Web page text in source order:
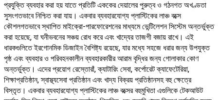
প্রযুক্তি ব্যবহার করা হয় যাতে প্রতিটি এককের দেয়ালের পুরুত্ব ও গঠনগত অখণ্ডতা
সুসংগতভাবে নিশ্চিত করা যায়। একবার ব্যবহারযোগ্য প্লাস্টিকের লাঞ্চ বক্সে
কৌশলগতভাবে স্থাপিত মাইক্রো-পারফোরেশনের মাধ্যমে ভেন্টিলেশন সিস্টেম অন্তর্ভুক্ত
করা হয়েছে, যা ঘনীভবনের সঞ্চয় রোধ করে এবং খাদ্যের তাজগী বজায় রাখে। এই
ধারকগুলিতে ইরগোনমিক ডিজাইন বৈশিষ্ট্য রয়েছে, যার মধ্যে সহজে ধরার জন্য উপযুক্ত
পৃষ্ঠ এবং ব্যবহার ও পরিবহনকালীন ব্যবহারকারীর আরাম বৃদ্ধির জন্য গোলাকার কোণ
অন্তর্ভুক্ত। এদের প্রয়োগ রেস্তোরাঁ, ক্যাটারিং সেবা, কর্পোরেট ক্যাফেটেরিয়া,
শিক্ষাপ্রতিষ্ঠান, স্বাস্থ্যসেবা প্রতিষ্ঠান এবং খাদ্য বিক্রয় প্রতিষ্ঠানসহ বহু ক্ষেত্রে
বিস্তৃত। একবার ব্যবহারযোগ্য প্লাস্টিকের লাঞ্চ বক্সের বহুমুখিতা এগুলিকে টেকআউট